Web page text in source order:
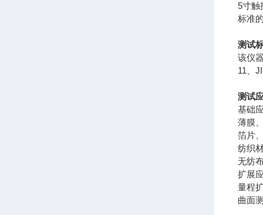
5寸触
标准
测试
该仪
11、
测试
基础
薄膜
箔片
纺织
无纺
扩展
量程
曲面